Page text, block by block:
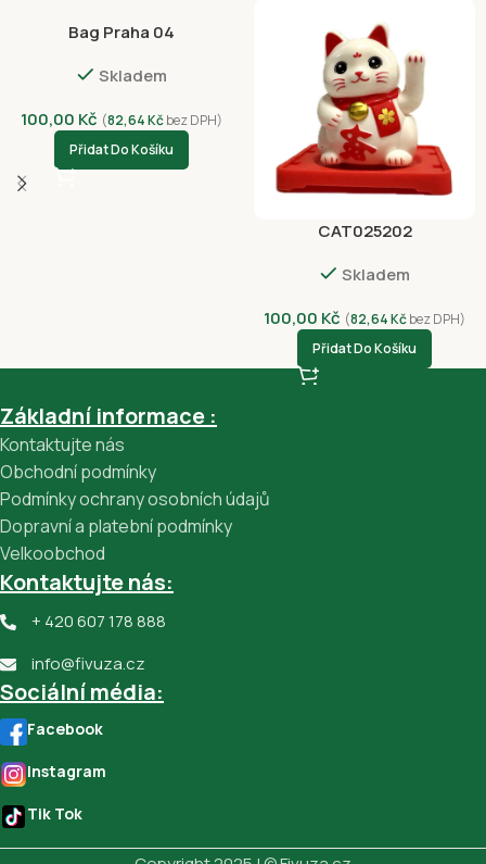
Bag Praha 04
Skladem
100,00 Kč (82,64Kčbez DPH)
Přidat Do Košíku
CAT025202
Skladem
100,00 Kč (82,64Kčbez DPH)
Přidat Do Košíku
Základní informace :
Kontaktujte nás
Obchodní podmínky
Podmínky ochrany osobních údajů
Dopravní a platební podmínky
Velkoobchod
Kontaktujte nás:
+ 420 607 178 888
info@fivuza.cz
Sociální média:
Facebook
Instagram
Tik Tok